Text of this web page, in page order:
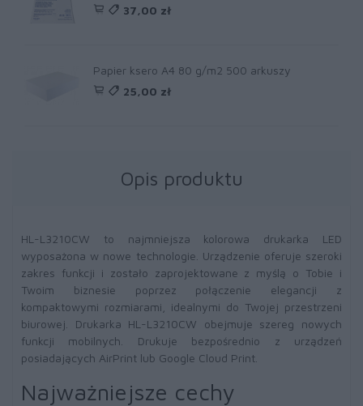
37,00 zł
Papier ksero A4 80 g/m2 500 arkuszy
25,00 zł
Opis produktu
HL-L3210CW to najmniejsza kolorowa drukarka LED
wyposażona w nowe technologie. Urządzenie oferuje szeroki
zakres funkcji i zostało zaprojektowane z myślą o Tobie i
Twoim biznesie poprzez połączenie elegancji z
kompaktowymi rozmiarami, idealnymi do Twojej przestrzeni
biurowej. Drukarka HL-L3210CW obejmuje szereg nowych
funkcji mobilnych. Drukuje bezpośrednio z urządzeń
posiadających AirPrint lub Google Cloud Print.
Najważniejsze cechy